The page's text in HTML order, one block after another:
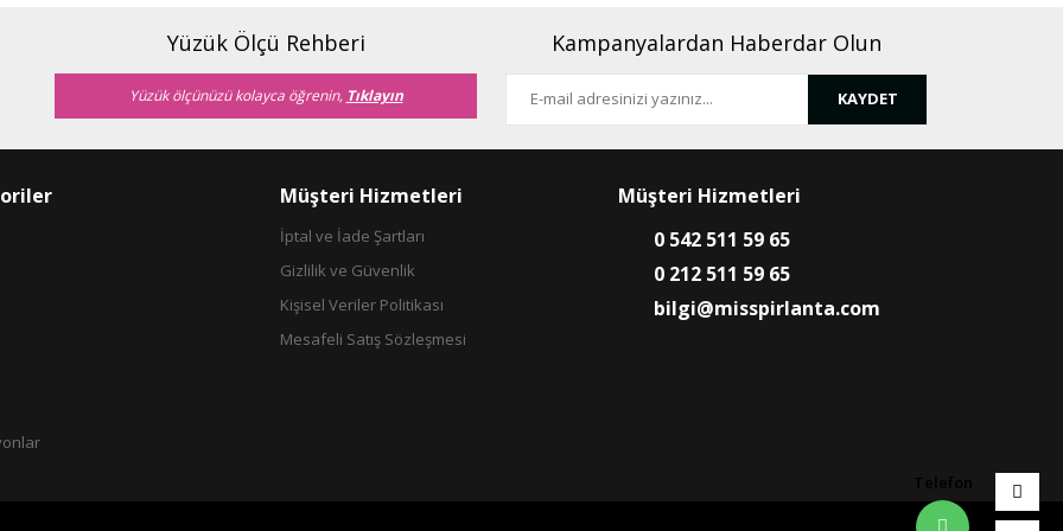
Yorum Yaz
Soru Sor
Yüzük Ölçü Rehberi
Yüzük ölçünüzü kolayca öğrenin, Tıklayın
Kampanyalardan Haberdar Olun
KAYDET
Müşteri Hizmetleri
İptal ve İade Şartları
Gizlilik ve Güvenlik
Kişisel Veriler Politikası
Mesafeli Satış Sözleşmesi
Müşteri Hizmetleri
0 542 511 59 65
0 212 511 59 65
bilgi@misspirlanta.com